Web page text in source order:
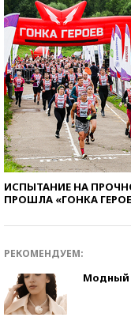
ИСПЫТАНИЕ НА
ПРОШЛА «ГОНКА
РЕКОМЕНДУЕМ:
Модный